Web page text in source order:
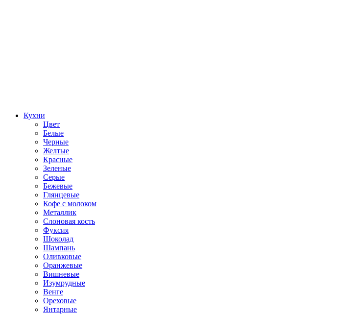
Кухни
Цвет
Белые
Черные
Желтые
Красные
Зеленые
Серые
Бежевые
Глянцевые
Кофе с молоком
Металлик
Слоновая кость
Фуксия
Шоколад
Шампань
Оливковые
Оранжевые
Вишневые
Изумрудные
Венге
Ореховые
Янтарные